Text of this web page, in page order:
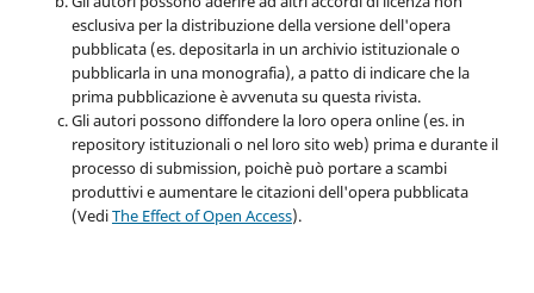
esclusiva per la distribuzione della versione dell'opera
pubblicata (es. depositarla in un archivio istituzionale o
pubblicarla in una monografia), a patto di indicare che la
prima pubblicazione è avvenuta su questa rivista.
Gli autori possono diffondere la loro opera online (es. in
repository istituzionali o nel loro sito web) prima e durante il
processo di submission, poichè può portare a scambi
produttivi e aumentare le citazioni dell'opera pubblicata
(VediThe Effect of Open Access).